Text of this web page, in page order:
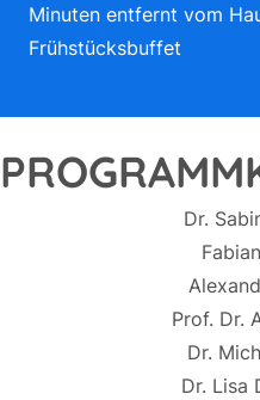
Minuten entfernt vom
Frühstücksbuffet
Dr.
Prof. Dr.
Dr.
Dr. Lisa